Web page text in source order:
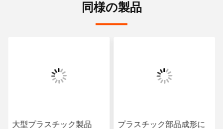
同様の製品
大型プラスチック製品
プラスチック部品成形に